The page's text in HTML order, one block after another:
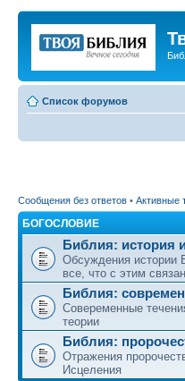
Список форумов
Сообщения без ответов • Активные
БОГОСЛОВИЕ
Библия: история
Обсуждения истории
все, что с этим
Библия:
Совеременные
теории
Библия:
Отражения
Исцеления